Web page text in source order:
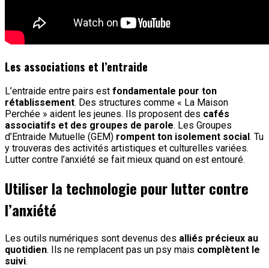
Les associations et l’entraide
L’entraide entre pairs est fondamentale pour ton
rétablissement. Des structures comme « La Maison
Perchée » aident les jeunes. Ils proposent des cafés
associatifs et des groupes de parole. Les Groupes
d’Entraide Mutuelle (GEM) rompent ton isolement social . Tu
y trouveras des activités artistiques et culturelles variées.
Lutter contre l’anxiété se fait mieux quand on est entouré.
Utiliser la technologie pour lutter contre
l’anxiété
Les outils numériques sont devenus des alliés précieux au
quotidien. Ils ne remplacent pas un psy mais complètent le
suivi.